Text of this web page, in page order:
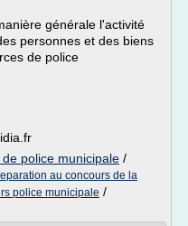
générale l'activité
personnes et des biens
de police
police municipale /
au concours de la
police municipale /